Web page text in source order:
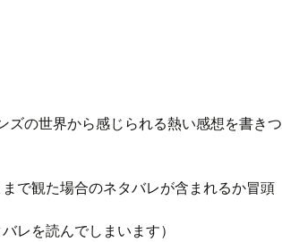
ズの世界から感じられる熱い感想を書きつ
で観た場合のネタバレが含まれるか冒頭
レを読んでしまいます）